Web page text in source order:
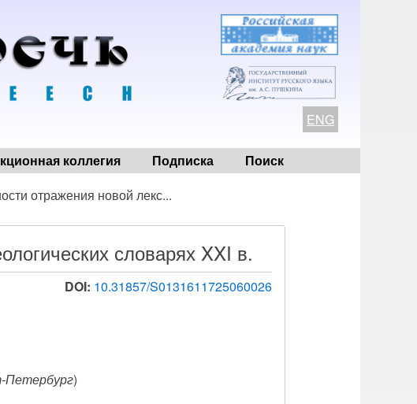
ENG
коллегия Подписка Поиск
отражения новой лекс...
словарях XXI в.
DOI: 10.31857/S0131611725060026
Петербург)